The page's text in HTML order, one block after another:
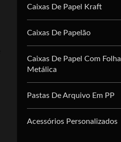
Caixas De Papel Kraft
Caixas De Papelão
Caixas De Papel Com Folha
Metálica
Pastas De Arquivo Em PP
Acessórios Personalizados